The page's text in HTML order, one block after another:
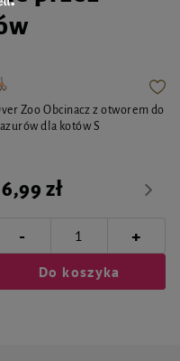
Zoo Obcinacz z otworem do
dla kotów S
zł
- +
Do koszyka